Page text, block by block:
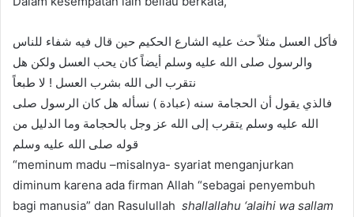
فأكل العسل مثلاً حث عليه الشارع الحكيم حين قال فيه شفاء للناس
والرسول صلى الله عليه وسلم أيضاً كان يحب العسل ولكن هل
نتقرب الى الله بشرب العسل ! لا طبعاً
فالذي يقول أن الحجامة سنه (عبادة ) نسأله هل كان الرسول صلى
الله عليه وسلم يتقرب إلى الله عز وجل بالحجامة وما الدليل من
قوله صلى الله عليه وسلم
“meminum madu –misalnya- syariat menganjurkan
diminum karena ada firman Allah “sebagai penyembuh
bagi manusia” dan Rasulullah shallallahu ‘alaihi wa sallam